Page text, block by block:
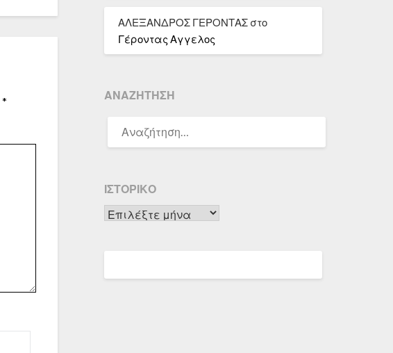
*
ΑΛΕΞΑΝΔΡΟΣ ΓΕΡΟΝΤΑΣστο
Γέροντας Αγγελος
ΑΝΑΖΉΤΗΣΗ
ΓΙΑ:
ΙΣΤΟΡΙΚΌ
Ιστορικό